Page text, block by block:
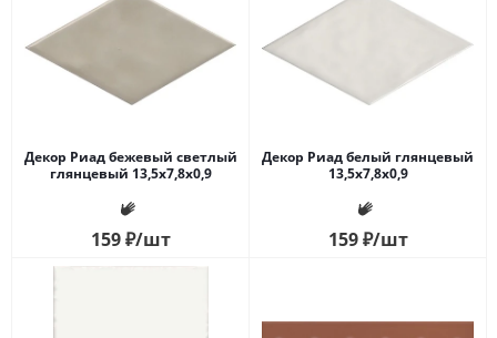
Декор Риад бежевый светлый
глянцевый 13,5x7,8x0,9
159₽/шт
Декор Риад белый глянцевый
13,5x7,8x0,9
159₽/шт